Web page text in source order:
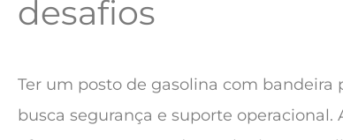
desafios
Ter um posto de gasolina com bandeira
busca segurança e suporte operacional.